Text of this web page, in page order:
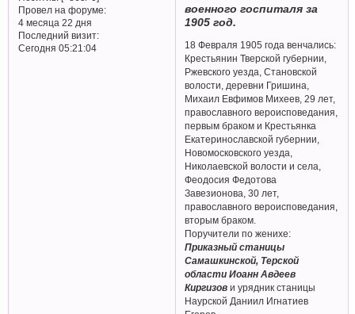
Провел на форуме:
4 месяца 22 дня
Последний визит:
Сегодня 05:21:04
военного госпиталя за
1905 год.
18 Февраля 1905 года венчались:
Крестьянин Тверской губернии,
Ржевского уезда, Становской
волости, деревни Гришина,
Михаил Евфимов Михеев, 29 лет,
православного вероисповедания,
первым браком и Крестьянка
Екатеринославской губернии,
Новомосковского уезда,
Николаевской волости и села,
Феодосия Федотова
Завезионова, 30 лет,
православного вероисповедания,
вторым браком.
Поручители по женихе:
Приказный станицы
Самашкинской, Терской
области Иоанн Авдеев
Киргизов и урядник станицы
Наурской Даниил Игнатиев